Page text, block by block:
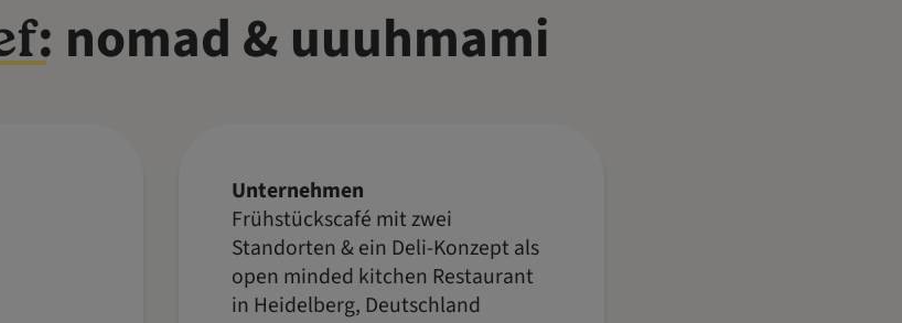
: nomad & uuuhmami
Unternehmen
Frühstückscafé mit zwei
Standorten & ein Deli-Konzept als
open minded kitchen Restaurant
in Heidelberg, Deutschland